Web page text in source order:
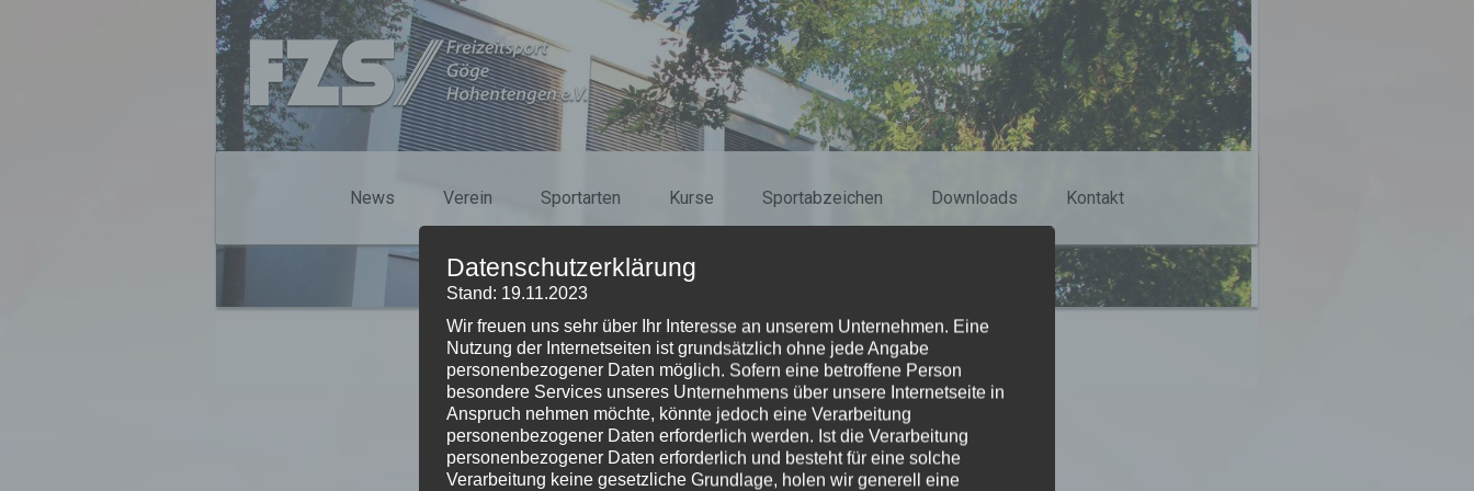
News Verein Sportarten Kurse Sportabzeichen Downloads Kontakt
Datenschutzerklärung
Stand: 19.11.2023
Wir freuen uns sehr über Ihr Interesse an unserem Unternehmen. Eine
Nutzung der Internetseiten ist grundsätzlich ohne jede Angabe
personenbezogener Daten möglich. Sofern eine betroffene Person
besondere Services unseres Unternehmens über unsere Internetseite in
Anspruch nehmen möchte, könnte jedoch eine Verarbeitung
personenbezogener Daten erforderlich werden. Ist die Verarbeitung
personenbezogener Daten erforderlich und besteht für eine solche
Verarbeitung keine gesetzliche Grundlage, holen wir generell eine